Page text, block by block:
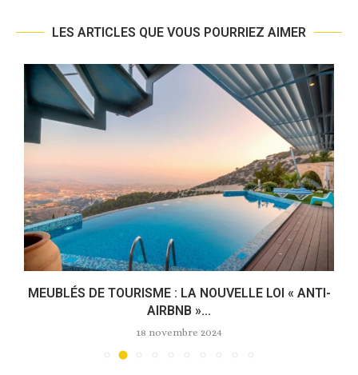
LES ARTICLES QUE VOUS POURRIEZ AIMER
MEUBLÉS DE TOURISME : LA NOUVELLE LOI « ANTI-
AIRBNB »...
18 novembre 2024